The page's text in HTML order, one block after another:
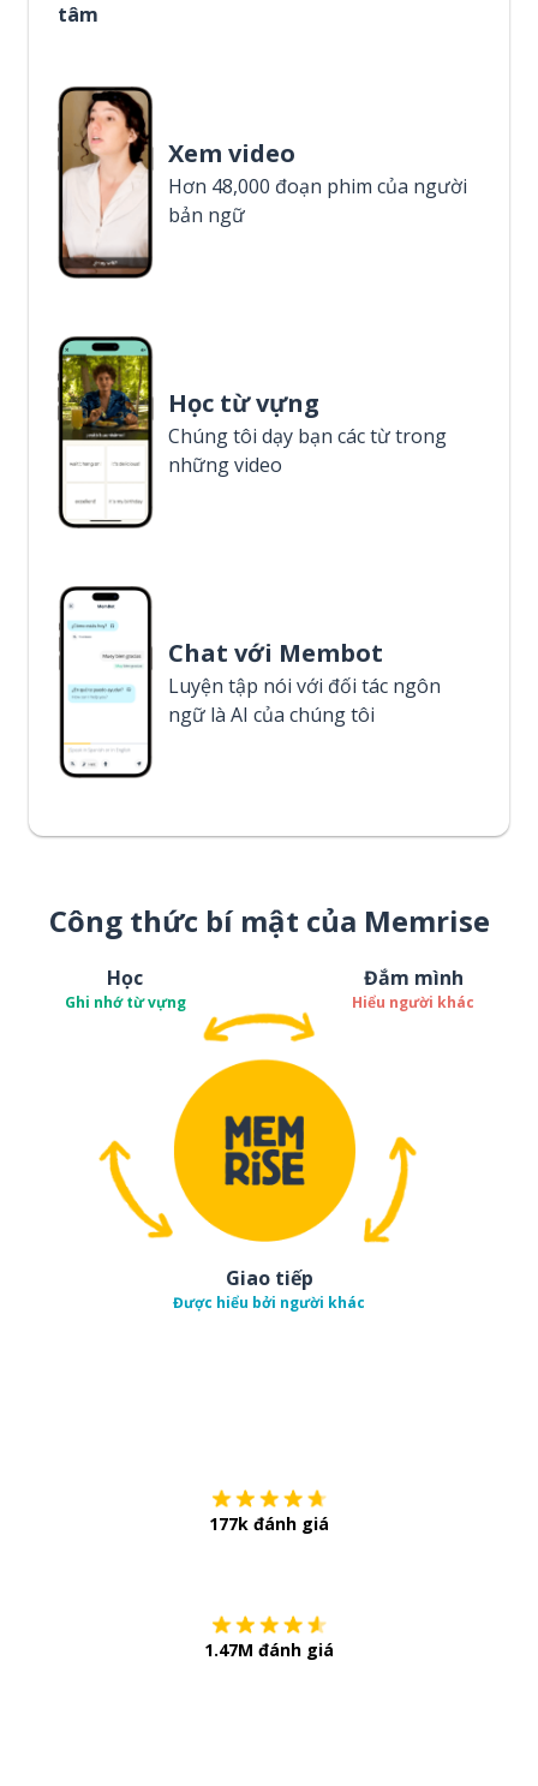
tâm
Xem video
Hơn 48,000 đoạn phim của người
bản ngữ
Học từ vựng
Chúng tôi dạy bạn các từ trong
những video
Chat với Membot
Luyện tập nói với đối tác ngôn
ngữ là AI của chúng tôi
Công thức bí mật của Memrise
Học
Ghi nhớ từ vựng
Đắm mình
Hiểu người khác
Giao tiếp
Được hiểu bởi người khác
177k đánh giá
1.47M đánh giá